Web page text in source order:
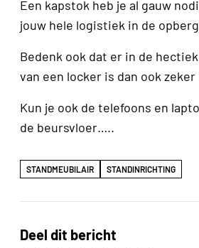
Een kapstok heb je al gauw
jouw hele logistiek in de
Bedenk ook dat er in de
van een locker is dan ook
Kun je ook de telefoons en
de beursvloer…..
STANDMEUBILAIR STANDINRICHTING
Deel dit bericht